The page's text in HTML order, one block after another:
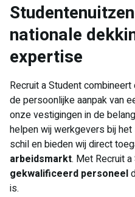
nationale
expertise
Recruit a Student
de persoonlijke aanpak van
onze vestigingen in de
helpen wij werkgevers bij
schil en bieden wij direct
arbeidsmarkt. Met Recruit
gekwalificeerd personeel
is.